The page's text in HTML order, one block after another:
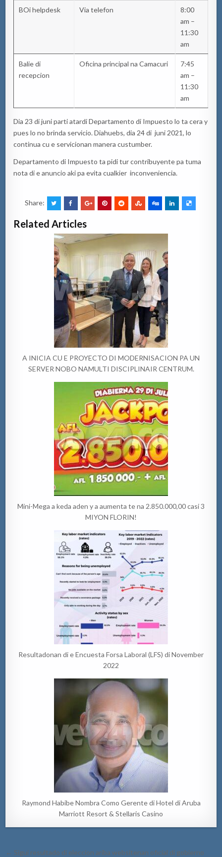
BOi helpdesk Via telefon
8:00
am –
11:30
am
Balie di
recepcion
Oficina principal na Camacuri
7:45
am –
11:30
am
Dia 23 di juni parti atardi Departamento di Impuesto lo ta cera y
pues lo no brinda servicio. Diahuebs, dia 24 di juni 2021, lo
continua cu e servicionan manera custumber.
Departamento di Impuesto ta pidi tur contribuyente pa tuma
nota di e anuncio aki pa evita cualkier inconveniencia.
Share:
Related Articles
A INICIA CU E PROYECTO DI MODERNISACION PA UN
SERVER NOBO NAMULTI DISCIPLINAIR CENTRUM.
Mini-Mega a keda aden y a aumenta te na 2.850.000,00 casi 3
MIYON FLORIN!
Resultadonan di e Encuesta Forsa Laboral (LFS) di November
2022
Raymond Habibe Nombra Como Gerente di Hotel di Aruba
Marriott Resort & Stellaris Casino
Post
← Sigui resultado di eleccion ariba websitenan oficial di gobierno